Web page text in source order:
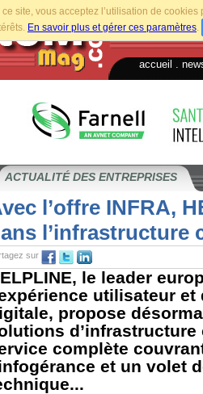
site, vous acceptez l’utilisation de
En savoir plus et gérer ces paramètres.
accueil
ACTUALITÉ DES ENTREPRISES
l’offre INFRA,
l’infrastructure
sur
le leader
utilisateur
propose
complète
et un volet